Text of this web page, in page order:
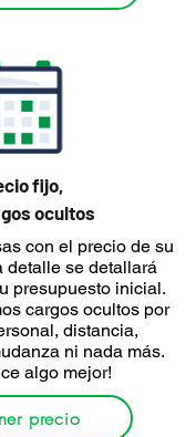
fijo,
ocultos
con el precio de su
detalle se detallará
presupuesto inicial.
cargos ocultos por
distancia,
ni nada más.
algo mejor!
precio